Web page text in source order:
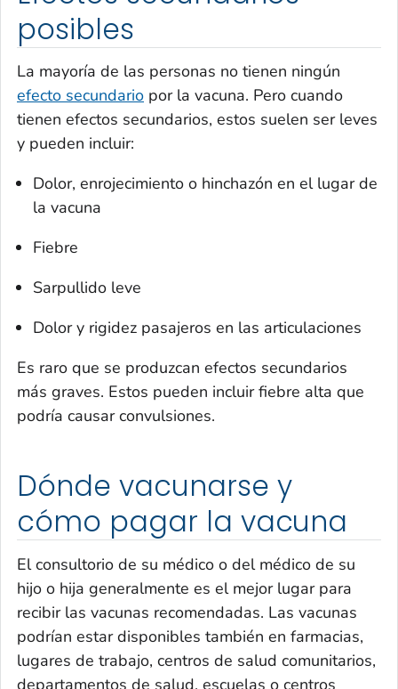
posibles
La mayoría de las personas no tienen ningún
efecto secundario por la vacuna. Pero cuando
tienen efectos secundarios, estos suelen ser leves
y pueden incluir:
Dolor, enrojecimiento o hinchazón en el lugar de
la vacuna
Fiebre
Sarpullido leve
Dolor y rigidez pasajeros en las articulaciones
Es raro que se produzcan efectos secundarios
más graves. Estos pueden incluir fiebre alta que
podría causar convulsiones.
Dónde vacunarse y
cómo pagar la vacuna
El consultorio de su médico o del médico de su
hijo o hija generalmente es el mejor lugar para
recibir las vacunas recomendadas. Las vacunas
podrían estar disponibles también en farmacias,
lugares de trabajo, centros de salud comunitarios,
departamentos de salud, escuelas o centros